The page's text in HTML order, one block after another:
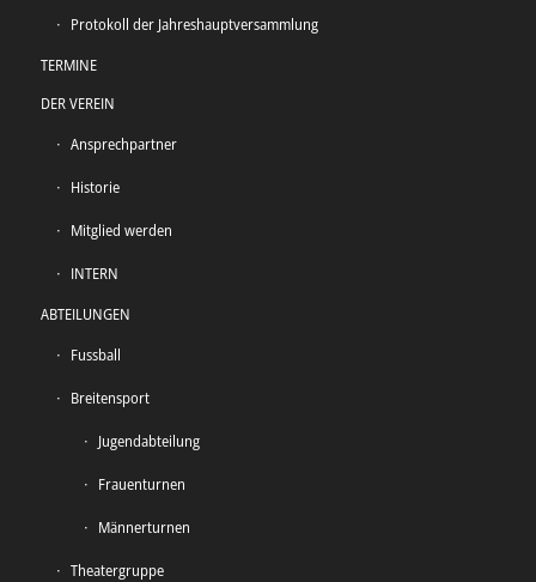
Protokoll der Jahreshauptversammlung
TERMINE
DER VEREIN
Ansprechpartner
Historie
Mitglied werden
INTERN
ABTEILUNGEN
Fussball
Breitensport
Jugendabteilung
Frauenturnen
Männerturnen
Theatergruppe